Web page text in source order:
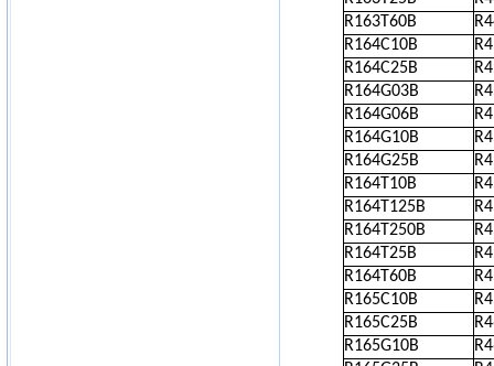
R163T60B
R164C10B
R164C25B
R164G03B
R164G06B
R164G10B
R164G25B
R164T10B
R164T125B
R164T250B
R164T25B
R164T60B
R165C10B
R165C25B
R165G10B